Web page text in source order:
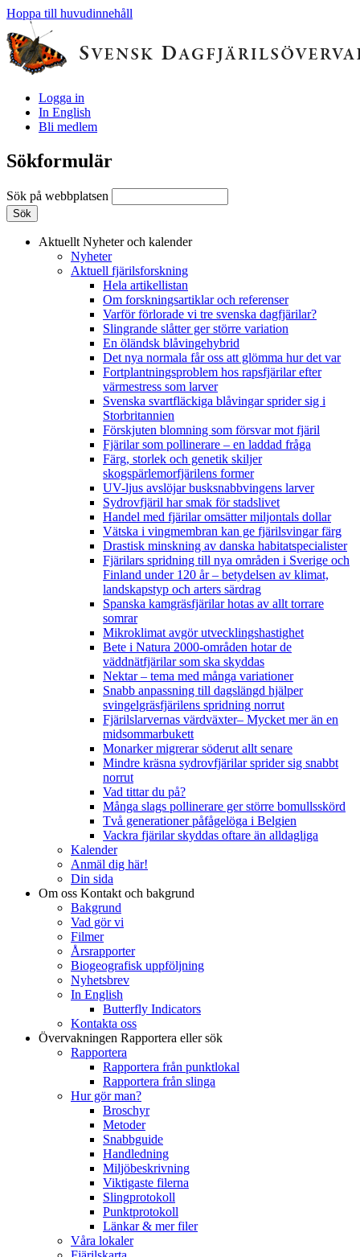
Hoppa till huvudinnehåll
Logga in
In English
Bli medlem
Sökformulär
Sök på webbplatsen
Aktuellt Nyheter och kalender
Nyheter
Aktuell fjärilsforskning
Hela artikellistan
Om forskningsartiklar och referenser
Varför förlorade vi tre svenska dagfjärilar?
Slingrande slåtter ger större variation
En öländsk blåvingehybrid
Det nya normala får oss att glömma hur det var
Fortplantningsproblem hos rapsfjärilar efter
värmestress som larver
Svenska svartfläckiga blåvingar sprider sig i
Storbritannien
Förskjuten blomning som försvar mot fjäril
Fjärilar som pollinerare – en laddad fråga
Färg, storlek och genetik skiljer
skogspärlemorfjärilens former
UV-ljus avslöjar busksnabbvingens larver
Sydrovfjäril har smak för stadslivet
Handel med fjärilar omsätter miljontals dollar
Vätska i vingmembran kan ge fjärilsvingar färg
Drastisk minskning av danska habitatspecialister
Fjärilars spridning till nya områden i Sverige och
Finland under 120 år– betydelsen av klimat,
landskapstyp och arters särdrag
Spanska kamgräsfjärilar hotas av allt torrare
somrar
Mikroklimat avgör utvecklingshastighet
Bete i Natura 2000-områden hotar de
väddnätfjärilar som ska skyddas
Nektar – tema med många variationer
Snabb anpassning till dagslängd hjälper
svingelgräsfjärilens spridning norrut
Fjärilslarvernas värdväxter– Mycket mer än en
midsommarbukett
Monarker migrerar söderut allt senare
Mindre kräsna sydrovfjärilar sprider sig snabbt
norrut
Vad tittar du på?
Många slags pollinerare ger större bomullsskörd
Två generationer påfågelöga i Belgien
Vackra fjärilar skyddas oftare än alldagliga
Kalender
Anmäl dig här!
Din sida
Om oss Kontakt och bakgrund
Bakgrund
Vad gör vi
Filmer
Årsrapporter
Biogeografisk uppföljning
Nyhetsbrev
In English
Butterfly Indicators
Kontakta oss
Övervakningen Rapportera eller sök
Rapportera
Rapportera från punktlokal
Rapportera från slinga
Hur gör man?
Broschyr
Metoder
Snabbguide
Handledning
Miljöbeskrivning
Viktigaste filerna
Slingprotokoll
Punktprotokoll
Länkar & mer filer
Våra lokaler